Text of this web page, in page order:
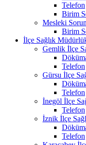
Telefon
Birim
Mesleki
Birim
İlçe Sağlık
Gemlik İlçe
Telefon
Gürsu İlçe
Telefon
İnegöl İlçe
Telefon
İznik İlçe
Telefon